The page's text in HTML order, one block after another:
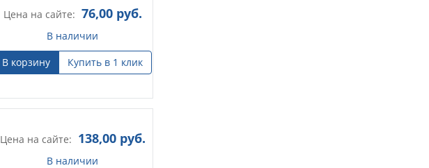
Цена на сайте: 76,00руб.
В наличии
В корзину
Купить в 1 клик
Цена на сайте: 138,00руб.
В наличии